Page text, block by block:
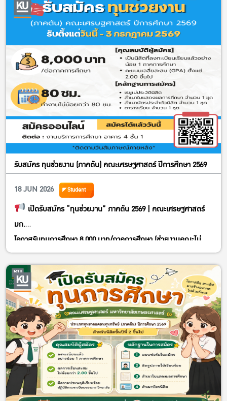
รับสมัคร ทุนช่วยงาน (ภาคต้น) คณะเศรษฐศาสตร์ ปีการศึกษา 2569
18 JUN 2026
Student
เปิดรับสมัคร “ทุนช่วยงาน” ภาคต้น 2569 | คณะเศรษฐศาสตร์
มก.
โอกาสรับทุนการศึกษา 8,000 บาท/ภาคการศึกษา (ช่วยงานคณะไม่
น้อยกว่า 80 ชม.)
รับสมัคร: วันนี้ – 3 กรกฎาคม 2569
สมัครออนไลน์ได้ที่:https://forms.gle/A5vBDAqKrJqjfURP8
คุณสมบัติ:
– นิสิตที่เรียนมาแล้วอย่างน้อย 1 ภาคการศึกษา
– GPAX 2.00 ขึ้นไป
หลักฐานที่ต้องแนบ:
– เรซูเม่ประวัตินิสิต / สำเนาใบแสดงผลการศึกษา (1 ชุด)
– สำเนาบัตรนิสิต (1 ชุด) / ตารางเรียน (1 ชุด)
ติดต่อ: งานบริการการศึกษา อาคาร 4 ชั้น 1